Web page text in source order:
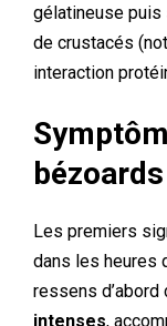
gélatineuse puis
de crustacés
interaction
bézoards
Les premiers
dans les heures
ressens d’abord
intenses,